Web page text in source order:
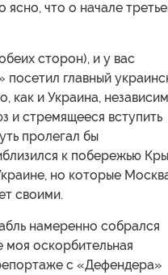
что о начале
сторон), и у вас
главный
как и Украина,
и стремящееся вступить
пролегал бы
к побережью
но которые
своими.
намеренно собрался
моя оскорбительная
с «Дефендера»